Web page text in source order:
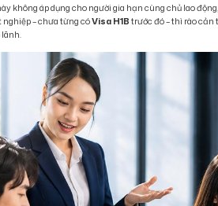
không áp dụng cho người gia hạn cùng chủ lao
nghiệp – chưa từng cóVisa H1B trước đó – thì rào